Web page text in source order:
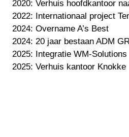
2020: Verhuis hoofdkantoor
2022: Internationaal project
2024: Overname A’s Best
2024: 20 jaar bestaan ADM
2025: Integratie WM-Solutions
2025: Verhuis kantoor Knokke